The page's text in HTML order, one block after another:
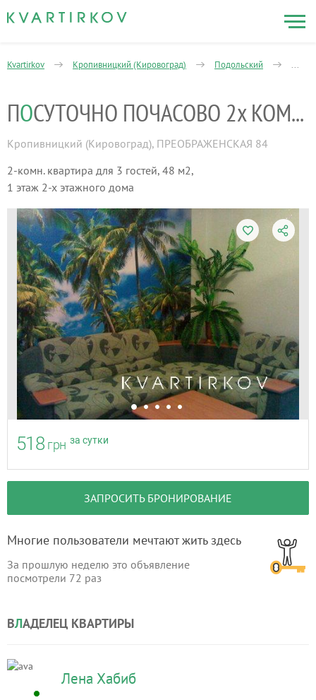
Kvartirkov Кропивницкий (Кировоград) Подольский 2-
ПО СУТОЧНО ПОЧАСОВО 2х КОМНАТНУЮ КВАРТИРУ
Кропивницкий (Кировоград), ПРЕОБРАЖЕНСКАЯ 84
2-комн. квартира для 3 гостей, 48 м2,
1 этаж 2-х этажного дома
518 грн за сутки
ЗАПРОСИТЬ БРОНИРОВАНИЕ
Многие пользователи мечтают жить здесь
За прошлую неделю это объявление
посмотрели 72 раз
ВЛАДЕЛЕЦ КВАРТИРЫ
Лена Хабиб